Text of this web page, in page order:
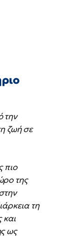
την
ζωή σε
πιο
της
τη
και
ως